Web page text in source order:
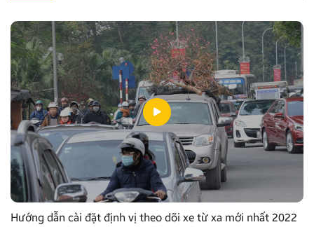
Hướng dẫn cài đặt định vị theo dõi xe từ xa mới nhất 2022